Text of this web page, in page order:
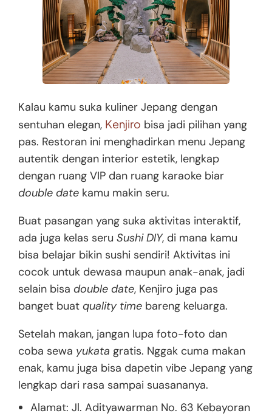
Kalau kamu suka kuliner Jepang dengan
sentuhan elegan, Kenjiro bisa jadi pilihan yang
pas. Restoran ini menghadirkan menu Jepang
autentik dengan interior estetik, lengkap
dengan ruang VIP dan ruang karaoke biar
double date kamu makin seru.
Buat pasangan yang suka aktivitas interaktif,
ada juga kelas seru Sushi DIY, di mana kamu
bisa belajar bikin sushi sendiri! Aktivitas ini
cocok untuk dewasa maupun anak-anak, jadi
selain bisa double date, Kenjiro juga pas
banget buat quality time bareng keluarga.
Setelah makan, jangan lupa foto-foto dan
coba sewa yukata gratis. Nggak cuma makan
enak, kamu juga bisa dapetin vibe Jepang yang
lengkap dari rasa sampai suasananya.
Alamat: Jl. Adityawarman No. 63 Kebayoran